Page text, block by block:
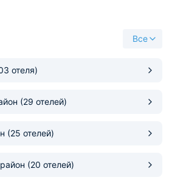
Все
отеля)
(29 отелей)
(25 отелей)
(20 отелей)